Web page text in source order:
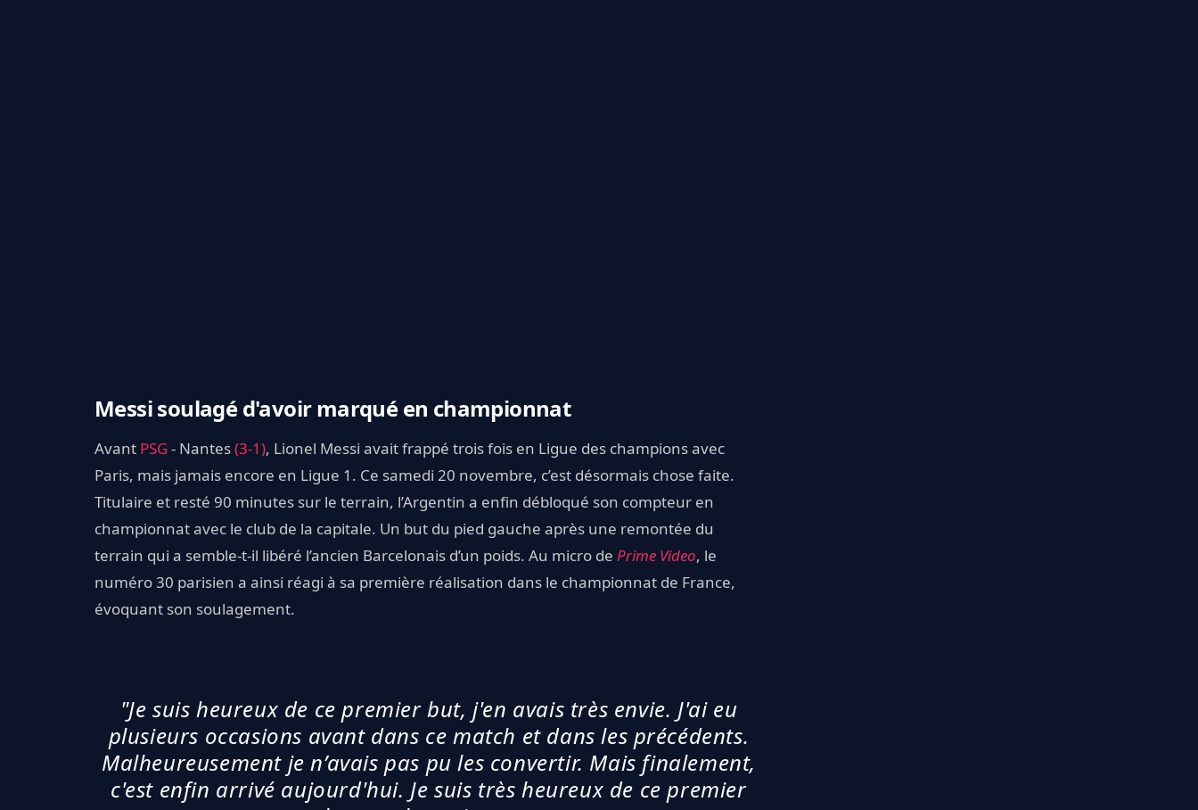
Messi soulagé d'avoir marqué en championnat
Avant PSG- Nantes(3-1), Lionel Messi avait frappé trois fois en Ligue des champions avec
Paris, mais jamais encore en Ligue 1. Ce samedi 20 novembre, c’est désormais chose faite.
Titulaire et resté 90 minutes sur le terrain, l’Argentin a enfin débloqué son compteur en
championnat avec le club de la capitale. Un but du pied gauche après une remontée du
terrain qui a semble-t-il libéré l’ancien Barcelonais d’un poids. Au micro de Prime Video, le
numéro 30 parisien a ainsi réagi à sa première réalisation dans le championnat de France,
évoquant son soulagement.
"Je suis heureux de ce premier but, j'en avais très envie. J'ai eu
plusieurs occasions avant dans ce match et dans les précédents.
Malheureusement je n’avais pas pu les convertir. Mais finalement,
c'est enfin arrivé aujourd'hui. Je suis très heureux de ce premier